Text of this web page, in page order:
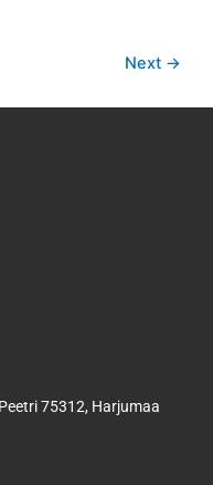
Next →
75312, Harjumaa